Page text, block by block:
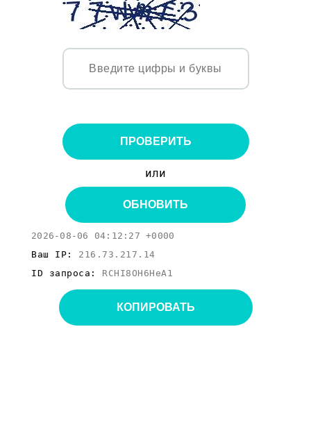
ПРОВЕРИТЬ
или
ОБНОВИТЬ
2026-08-06 04:12:27 +0000
Ваш IP: 216.73.217.14
ID запроса: RCHI8OH6HeA1
КОПИРОВАТЬ